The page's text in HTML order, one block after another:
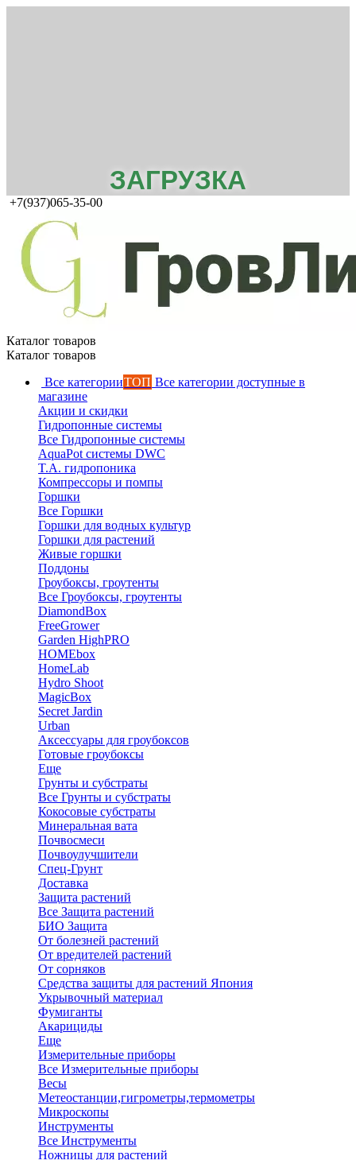
ЗАГРУЗКА
+7(937)065-35-00
Каталог товаров
Каталог товаров
Все категорииТОП Все категории доступные в
магазине
Акции и скидки
Гидропонные системы
Все Гидропонные системы
AquaPot системы DWC
T.A. гидропоника
Компрессоры и помпы
Горшки
Все Горшки
Горшки для водных культур
Горшки для растений
Живые горшки
Поддоны
Гроубоксы, гроутенты
Все Гроубоксы, гроутенты
DiamondBox
FreeGrower
Garden HighPRO
HOMEbox
HomeLab
Hydro Shoot
MagicBox
Secret Jardin
Urban
Аксессуары для гроубоксов
Готовые гроубоксы
Еще
Грунты и субстраты
Все Грунты и субстраты
Кокосовые субстраты
Минеральная вата
Почвосмеси
Почвоулучшители
Спец-Грунт
Доставка
Защита растений
Все Защита растений
БИО Защита
От болезней растений
От вредителей растений
От сорняков
Средства защиты для растений Япония
Укрывочный материал
Фумиганты
Акарициды
Еще
Измерительные приборы
Все Измерительные приборы
Весы
Метеостанции,гигрометры,термометры
Микроскопы
Инструменты
Все Инструменты
Ножницы для растений